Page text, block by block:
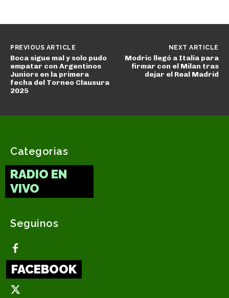
PREVIOUS ARTICLE
Boca sigue mal y solo pudo
empatar con Argentinos
Juniors en la primera
fecha del Torneo Clausura
2025
NEXT ARTICLE
Modric llegó a Italia para
firmar con el Milan tras
dejar el Real Madrid
Categorias
RADIO EN
VIVO
Seguinos
FACEBOOK